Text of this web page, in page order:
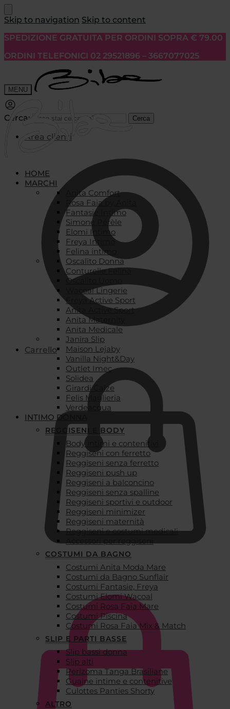
Skip to navigation Skip to content
SPEDIZIONE GRATUITA PER ORDINI SOPRA € 79.00
ORDINI TELEFONICI 02 29521896 – 3667077025
MENU
Cerca: Cerca
Area clienti
Carrello
HOME
MARCHI
Anita Comfort
Rosa Faia by Anita
Fantasie Intimo
Simone Pérèle
Elomi Intimo
Freya Intimo
Felina intimo
Oscalito Donna
Conturelle Felina
Oscalito Uomo
Wacoal Lingerie
Freya Active Sport
Anita Active Sport
Anita Maternity
Anita Medicale
Janira Slip
Maison Lejaby
Vanilla Night&Day
Outlet Imec
Solidea
Girardi Calze
Felis Maglieria
Verdeacqua
INTIMO DONNA
REGGISENI E BODY
Body intimi e contenitivi
Reggiseni con ferretto
Reggiseni senza ferretto
Reggiseni push up
Reggiseni a balconcino
Reggiseni senza spalline
Reggiseni sportivi e outdoor
Reggiseni minimizer
Reggiseni maternità
Reggiseni e costumi medicali
Accessori per reggiseni
COSTUMI DA BAGNO
Costumi Anita Moda Mare
Costumi da Bagno Sunflair
Costumi Fantasie, Freya
Costumi Elomi Wacoal
Costumi Rosa Faia Mare
Costumi Piscina
Costumi Rosa Faia Mix & Match
SLIP E PARTI BASSE
Slip bassi donna
Slip alti
Perizoma Tanga Brasiliane
Guaine intime e contenitive
Culottes Panties Shorty
ALTRO